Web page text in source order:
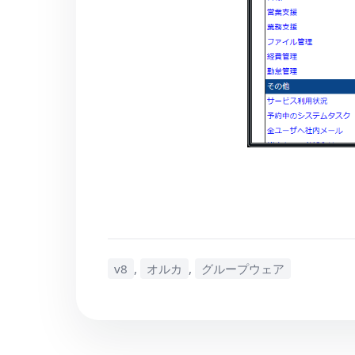
v8 , オルカ , グループウェア